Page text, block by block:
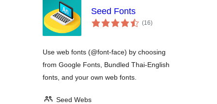
Seed Fonts
(16एकूण
मूल्यांकन
)
Use web fonts (@font-face) by choosing
from Google Fonts, Bundled Thai-English
fonts, and your own web fonts.
Seed Webs